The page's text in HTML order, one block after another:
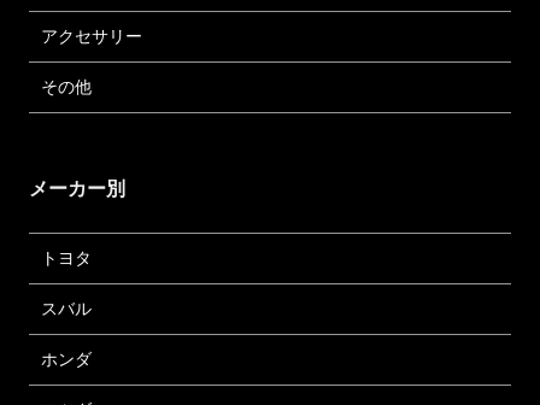
アクセサリー
その他
メーカー別
トヨタ
スバル
ホンダ